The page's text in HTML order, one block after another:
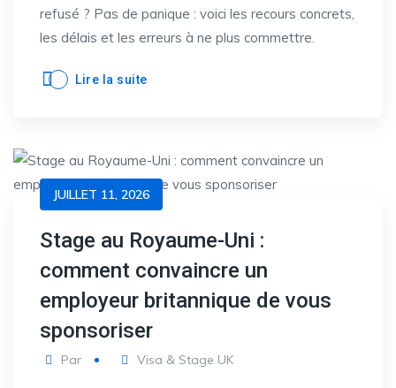
refusé ? Pas de panique : voici les recours concrets,
les délais et les erreurs à ne plus commettre.
Lire la suite
JUILLET 11, 2026
Stage au Royaume-Uni :
comment convaincre un
employeur britannique de vous
sponsoriser
Par Visa & Stage UK